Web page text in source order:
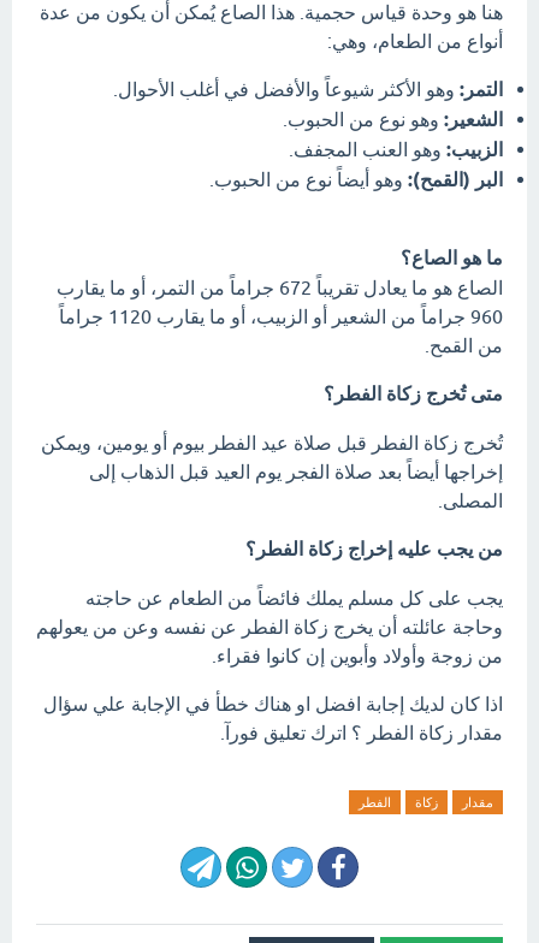
هنا هو وحدة قياس حجمية. هذا الصاع يُمكن أن يكون من عدة
أنواع من الطعام، وهي:
التمر: وهو الأكثر شيوعاً والأفضل في أغلب الأحوال.
الشعير: وهو نوع من الحبوب.
الزبيب: وهو العنب المجفف.
البر (القمح): وهو أيضاً نوع من الحبوب.
ما هو الصاع؟
الصاع هو ما يعادل تقريباً 672 جراماً من التمر، أو ما يقارب
960 جراماً من الشعير أو الزبيب، أو ما يقارب 1120 جراماً
من القمح.
متى تُخرج زكاة الفطر؟
تُخرج زكاة الفطر قبل صلاة عيد الفطر بيوم أو يومين، ويمكن
إخراجها أيضاً بعد صلاة الفجر يوم العيد قبل الذهاب إلى
المصلى.
من يجب عليه إخراج زكاة الفطر؟
يجب على كل مسلم يملك فائضاً من الطعام عن حاجته
وحاجة عائلته أن يخرج زكاة الفطر عن نفسه وعن من يعولهم
من زوجة وأولاد وأبوين إن كانوا فقراء.
اذا كان لديك إجابة افضل او هناك خطأ في الإجابة علي سؤال
مقدار زكاة الفطر ؟ اترك تعليق فورآ.
مقدار زكاة الفطر